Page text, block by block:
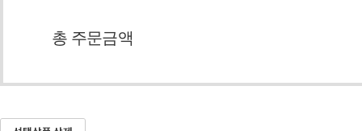
총 주문금액